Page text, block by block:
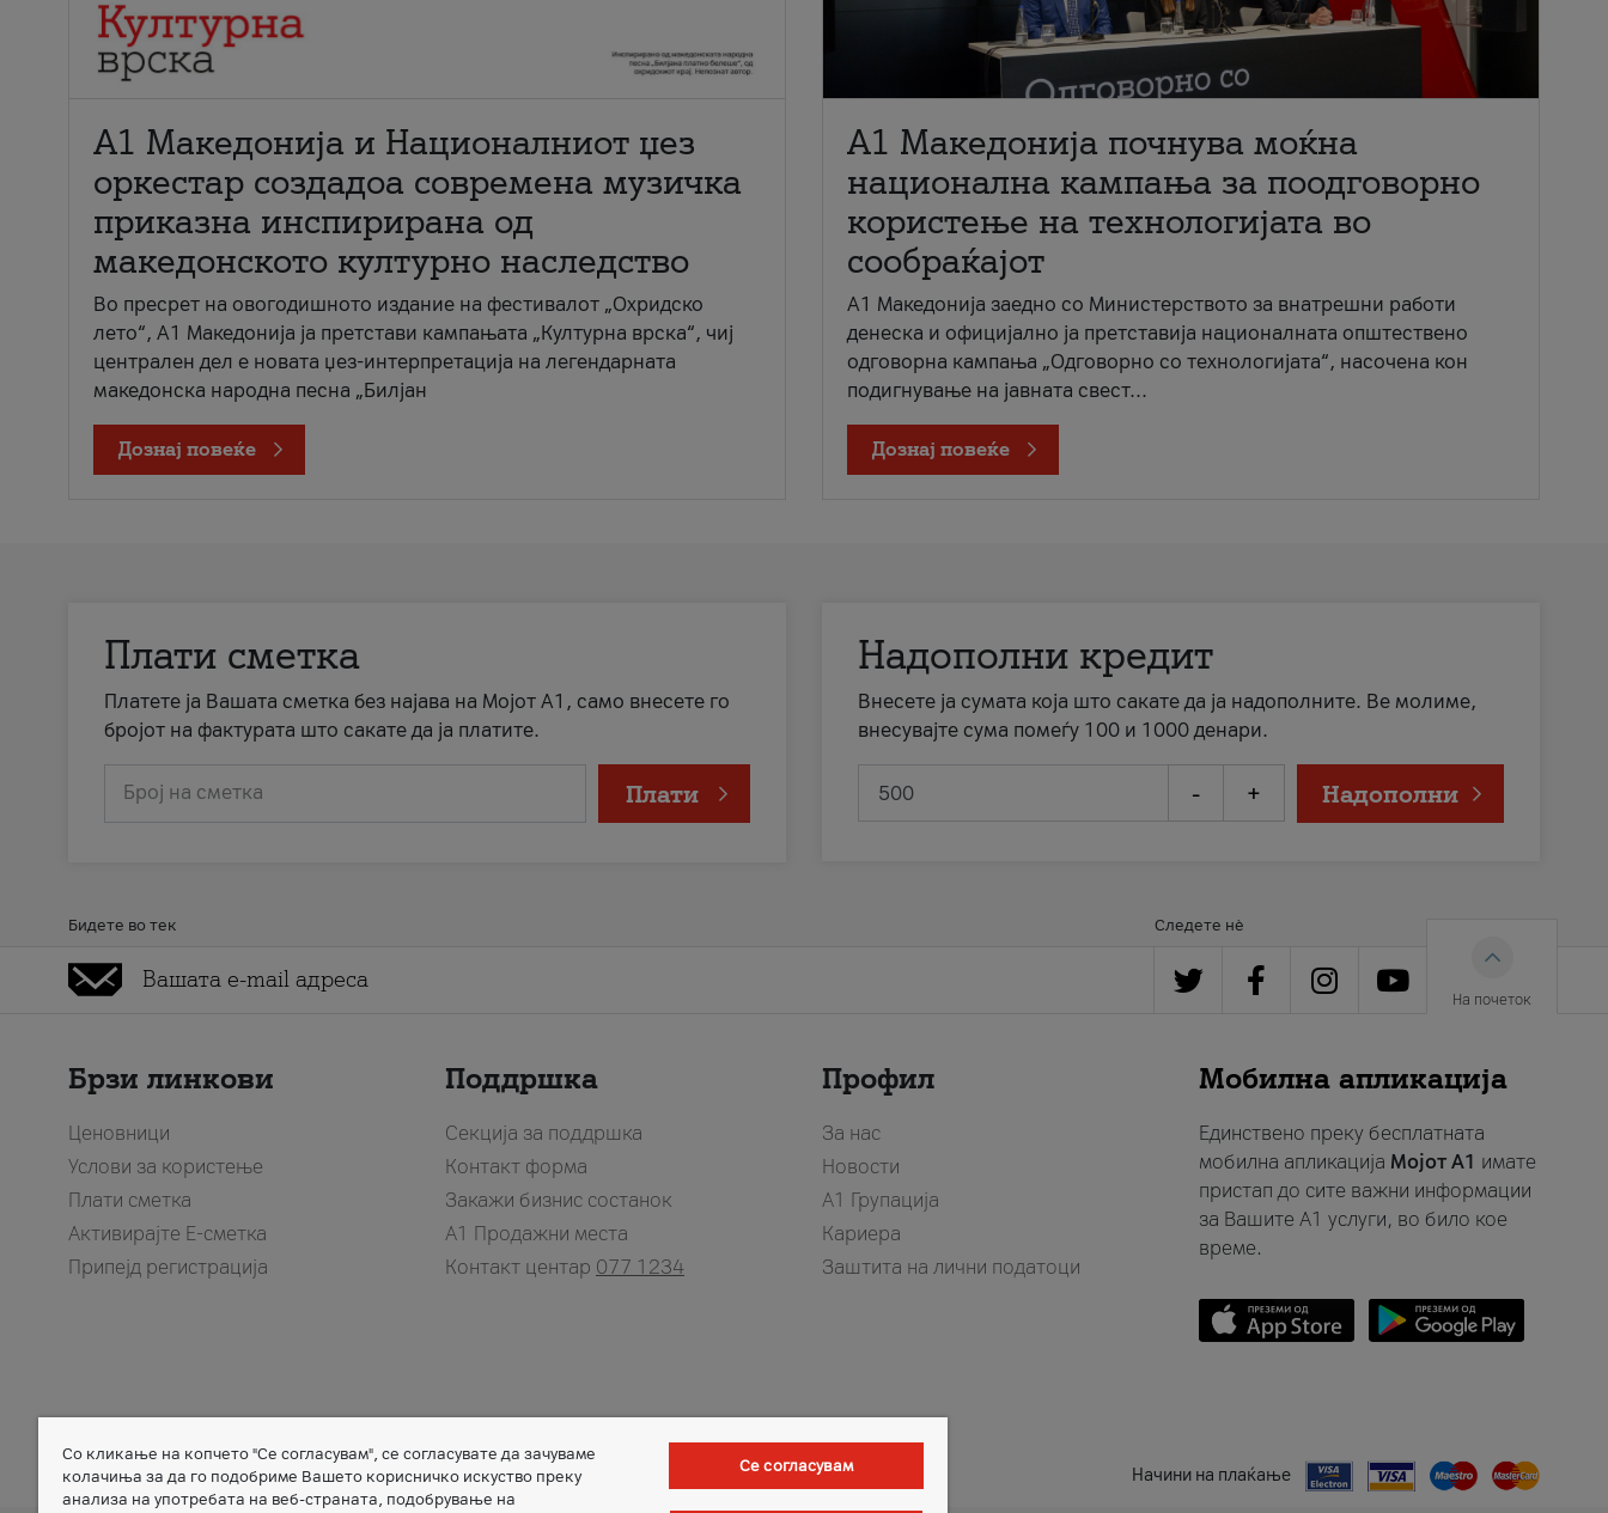
А1 Македонија и Националниот џез
оркестар создадоа современа музичка
приказна инспирирана од
македонското културно наследство
Во пресрет на овогодишното издание на фестивалот „Охридско
лето“, А1 Македонија ја претстави кампањата „Културна врска“, чиј
централен дел е новата џез-интерпретација на легендарната
македонска народна песна „Билјан
Дознај повеќе
A1 Македонија почнува моќна
национална кампања за поодговорно
користење на технологијата во
сообраќајот
A1 Македонија заедно со Министерството за внатрешни работи
денеска и официјално ја претставија националната општествено
одговорна кампања „Одговорно со технологијата“, насочена кон
подигнување на јавната свест...
Дознај повеќе
Плати сметка
Платете ја Вашата сметка без најава на Мојот А1, само внесете го
бројот на фактурата што сакате да ја платите.
Број на сметка Плати
Надополни кредит
Внесете ја сумата која што сакате да ја надополните. Ве молиме,
внесувајте сума помеѓу 100 и 1000 денари.
- + Надополни
Бидете во тек Следете нè
На почеток
Брзи линкови
Ценовници
Услови за користење
Плати сметка
Активирајте Е-сметка
Припејд регистрација
Поддршка
Секција за поддршка
Контакт форма
Закажи бизнис состанок
A1 Продажни места
Контакт центар 077 1234
Профил
За нас
Новости
А1 Групација
Кариера
Заштита на лични податоци
Мобилна апликација
Единствено преку бесплатната
мобилна апликација Мојот A1 имате
пристап до сите важни информации
за Вашите A1 услуги, во било кое
време.
Member of Начини на плаќање
Со кликање на копчето "Се согласувам", се согласувате да зачуваме
колачиња за да го подобриме Вашето корисничко искуство преку
анализа на употребата на веб-страната, подобрување на
Се согласувам